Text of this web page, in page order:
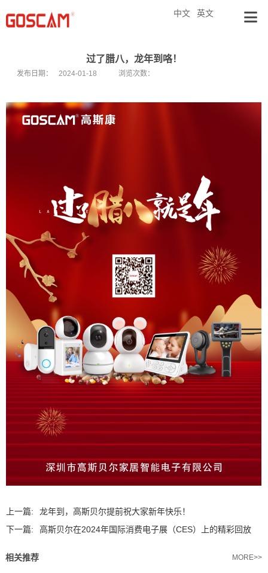
英文
中文
过了腊八，龙年到咯！
发布日期： 2024-01-18 浏览次数：
上一篇:
龙年到，高斯贝尔提前祝大家新年快乐！
下一篇:
高斯贝尔在2024年国际消费电子展（CES）上的精彩回放
相关推荐 MORE>>